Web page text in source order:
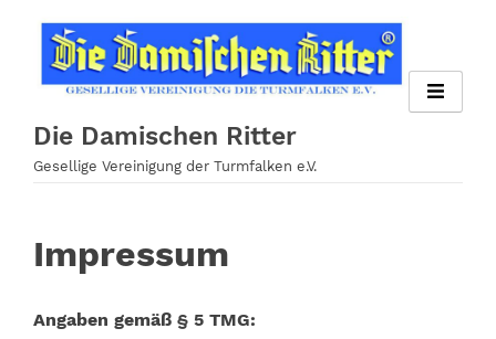
Inhalt
springen
Die Damischen Ritter
Gesellige Vereinigung der Turmfalken e.V.
Impressum
Angaben gemäß § 5 TMG: